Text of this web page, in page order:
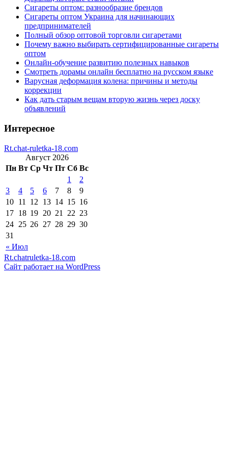
Сигареты оптом: разнообразие брендов
Сигареты оптом Украина для начинающих
предпринимателей
Полный обзор оптовой торговли сигаретами
Почему важно выбирать сертифицированные сигареты
оптом
Онлайн-обучение развитию полезных навыков
Смотреть дорамы онлайн бесплатно на русском языке
Варусная деформация колена: причины и методы
коррекции
Как дать старым вещам вторую жизнь через доску
объявлений
Интересное
Rt.chat-ruletka-18.com
Август 2026
Пн Вт Ср Чт Пт Сб Вс
« Июл
1
2
3
4 5 6 7 8
9
10 11 12 13 14 15 16
17 18 19 20 21 22 23
24 25 26 27 28 29 30
31
Rt.chatruletka-18.com
Сайт работает на WordPress